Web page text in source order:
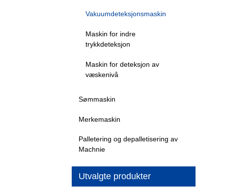
Vakuumdeteksjonsmaskin
Maskin for indre
trykkdeteksjon
Maskin for deteksjon av
væskenivå
Sømmaskin
Merkemaskin
Palletering og depalletisering av
Machnie
Utvalgte produkter